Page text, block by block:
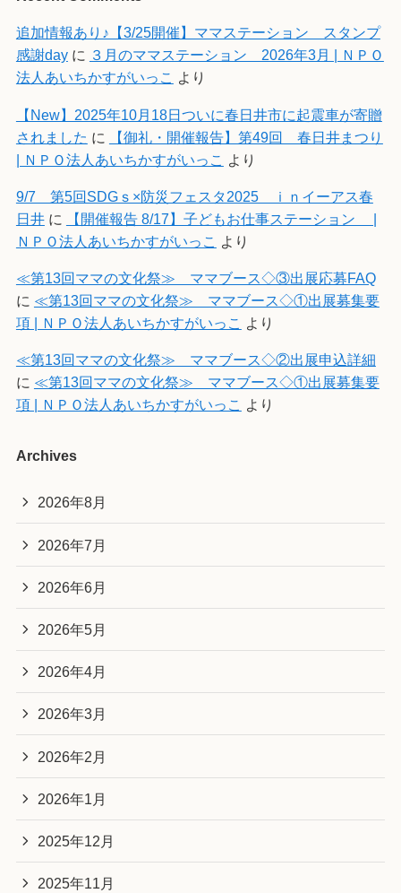
追加情報あり♪【3/25開催】ママステーション スタンプ
感謝dayに ３月のママステーション 2026年3月 | ＮＰＯ
法人あいちかすがいっこ より
【New】2025年10月18日ついに春日井市に起震車が寄贈
されました に
【御礼・開催報告】第49回 春日井まつり
| ＮＰＯ法人あいちかすがいっこ
より
9/7 第5回SDGｓ×防災フェスタ2025 ｉｎイーアス春
日井に
【開催報告 8/17】子どもお仕事ステーション |
ＮＰＯ法人あいちかすがいっこ より
≪第13回ママの文化祭≫ ママブース◇③出展応募FAQ
に ≪第13回ママの文化祭≫ ママブース◇①出展募集要
項 | ＮＰＯ法人あいちかすがいっこ より
≪第13回ママの文化祭≫ ママブース◇②出展申込詳細
に ≪第13回ママの文化祭≫ ママブース◇①出展募集要
項 | ＮＰＯ法人あいちかすがいっこ より
Archives
2026年8月
2026年7月
2026年6月
2026年5月
2026年4月
2026年3月
2026年2月
2026年1月
2025年12月
2025年11月